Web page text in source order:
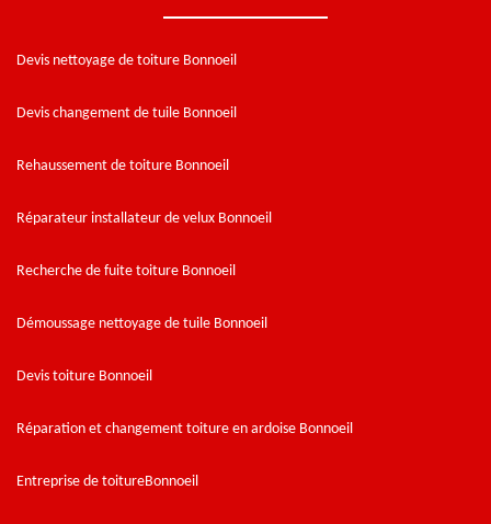
Devis nettoyage de toiture Bonnoeil
Devis changement de tuile Bonnoeil
Rehaussement de toiture Bonnoeil
Réparateur installateur de velux Bonnoeil
Recherche de fuite toiture Bonnoeil
Démoussage nettoyage de tuile Bonnoeil
Devis toiture Bonnoeil
Réparation et changement toiture en ardoise Bonnoeil
Entreprise de toitureBonnoeil